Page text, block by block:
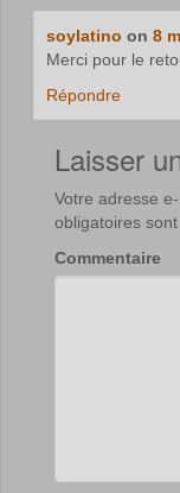
soylatino on8
Merci pour le
Répondre
Laisser
Votre adresse
obligatoires
Commentaire